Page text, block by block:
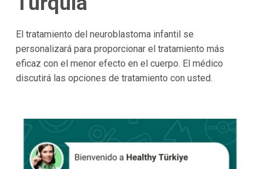
El tratamiento del neuroblastoma infantil se
personalizará para proporcionar el tratamiento más
eficaz con el menor efecto en el cuerpo. El médico
discutirá las opciones de tratamiento con usted.